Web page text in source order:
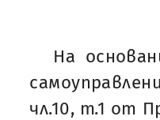
На
чл.10, т.1 от